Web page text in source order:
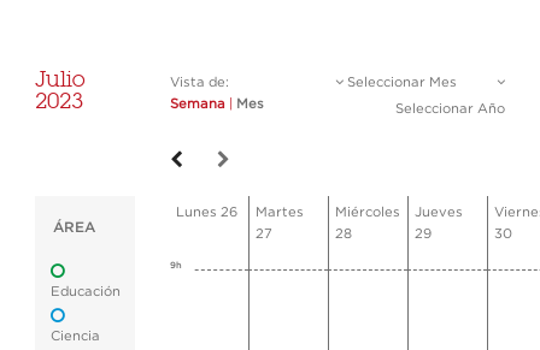
Julio
2023
Vista de:
Semana
Mes
Seleccionar Mes
Seleccionar Año
ÁREA
Educación
Ciencia
Lunes 26
Martes
27
Miércoles
28
Jueves
29
30
9h